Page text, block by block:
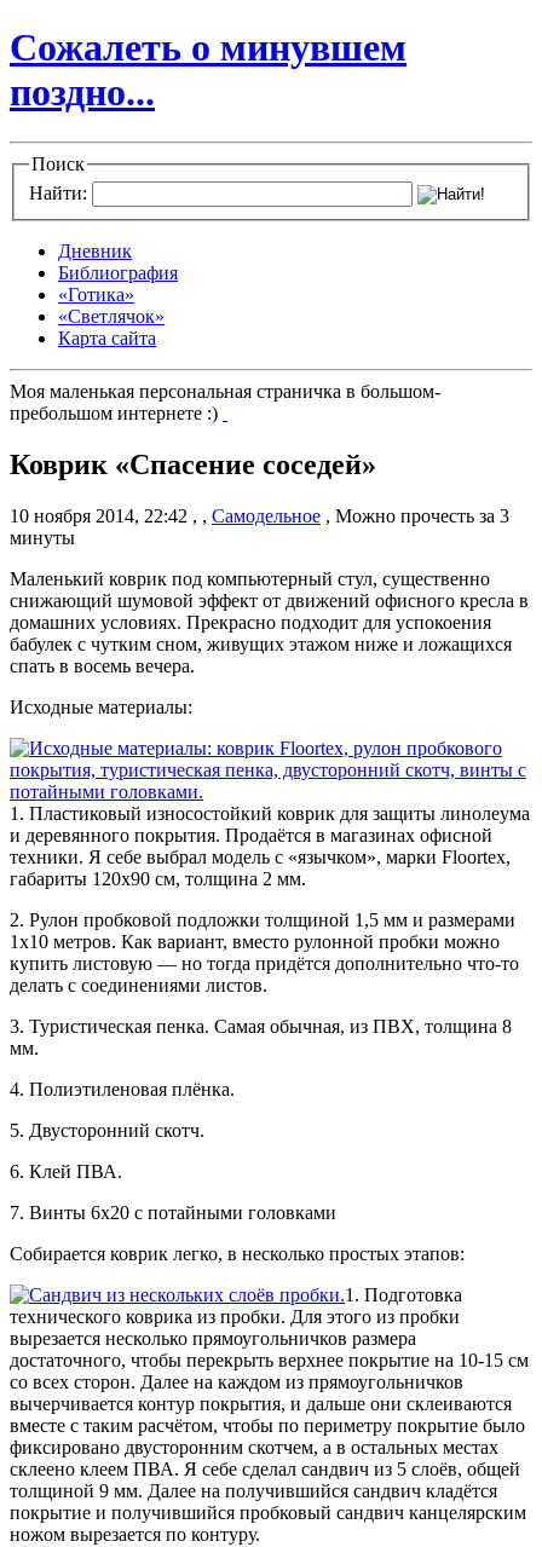
Сожалеть о минувшем
поздно...
Поиск
Найти:
Дневник
Библиография
«Готика»
«Светлячок»
Карта сайта
Моя маленькая персональная страничка в большом-
пребольшом интернете :)
Коврик «Спасение соседей»
10 ноября 2014, 22:42 , , Самодельное , Можно прочесть за 3
минуты
Маленький коврик под компьютерный стул, существенно
снижающий шумовой эффект от движений офисного кресла в
домашних условиях. Прекрасно подходит для успокоения
бабулек с чутким сном, живущих этажом ниже и ложащихся
спать в восемь вечера.
Исходные материалы:
1. Пластиковый износостойкий коврик для защиты линолеума
и деревянного покрытия. Продаётся в магазинах офисной
техники. Я себе выбрал модель с «язычком», марки Floortex,
габариты 120х90 см, толщина 2 мм.
2. Рулон пробковой подложки толщиной 1,5 мм и размерами
1х10 метров. Как вариант, вместо рулонной пробки можно
купить листовую — но тогда придётся дополнительно что-то
делать с соединениями листов.
3. Туристическая пенка. Самая обычная, из ПВХ, толщина 8
мм.
4. Полиэтиленовая плёнка.
5. Двусторонний скотч.
6. Клей ПВА.
7. Винты 6х20 с потайными головками
Собирается коврик легко, в несколько простых этапов:
1. Подготовка
технического коврика из пробки. Для этого из пробки
вырезается несколько прямоугольничков размера
достаточного, чтобы перекрыть верхнее покрытие на 10-15 см
со всех сторон. Далее на каждом из прямоугольничков
вычерчивается контур покрытия, и дальше они склеиваются
вместе с таким расчётом, чтобы по периметру покрытие было
фиксировано двусторонним скотчем, а в остальных местах
склеено клеем ПВА. Я себе сделал сандвич из 5 слоёв, общей
толщиной 9 мм. Далее на получившийся сандвич кладётся
покрытие и получившийся пробковый сандвич канцелярским
ножом вырезается по контуру.